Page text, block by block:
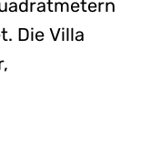
Die Villa